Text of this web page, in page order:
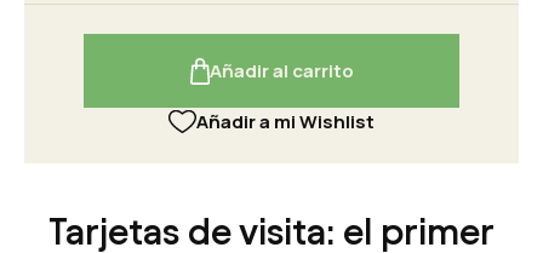
Añadir al carrito
Añadir a mi Wishlist
Tarjetas de visita: el primer